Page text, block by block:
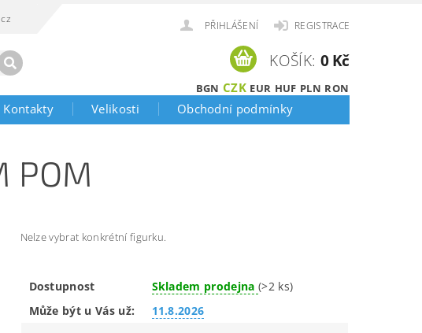
PŘIHLÁŠENÍ REGISTRACE
BGN CZK EUR HUF PLN RON
KOŠÍK: 0 Kč
Kontakty Velikosti Obchodní podmínky
POM
Nelze vybrat konkrétní figurku.
Dostupnost Skladem prodejna (>2 ks)
Může být u Vás už:
11.8.2026